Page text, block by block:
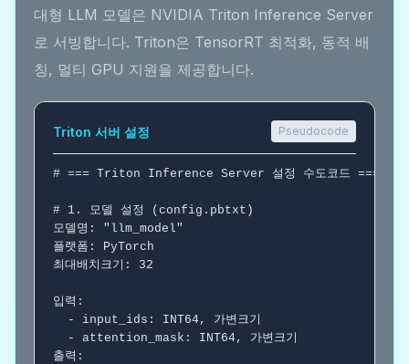
대형 LLM 모델은 NVIDIA Triton Inference Server
로 서빙합니다. Triton은 TensorRT 최적화, 동적 배
칭, 멀티 GPU 지원을 제공합니다.
Triton 서버 설정 Pseudocode
# === Triton Inference Server 설정 수도코드 ===
# 1. 모델 설정 (config.pbtxt)
모델명: "llm_model"
플랫폼: PyTorch
최대배치크기: 32
입력:
  - input_ids: INT64, 가변크기
  - attention_mask: INT64, 가변크기
출력: